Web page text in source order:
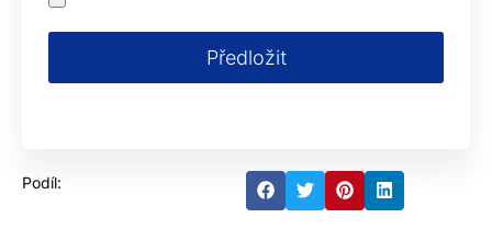
Předložit
Podíl: